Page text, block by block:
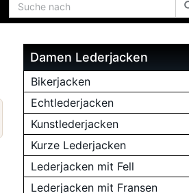
Damen Lederjacken
Bikerjacken
Echtlederjacken
Kunstlederjacken
Kurze Lederjacken
Lederjacken mit Fell
Lederjacken mit Fransen